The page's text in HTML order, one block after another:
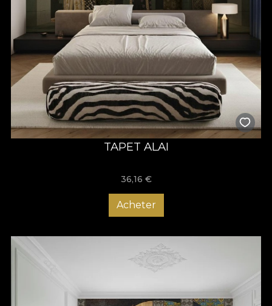
tradiționale se recompun în registre minimaliste, iar contrastele
alb-negru sunt puse în scenă cu accente vii, urbane, care dau
energie și prospețime.
Siluetele au un aer ceremonial: volume ample, suprapuneri și
linii verticale care trimit discret la portul de sărbătoare, dar se
mișcă firesc în viața de azi. Tradiționalul își găsește loc natural
lângă minimalism, într-un mix de cultură, memorie și lifestyle
actual. Colecția e construită pe ADN-ul VLAdiLA și pe valori
românești esențiale: respect pentru meșteșug și simbol,
continuitate între generații, autenticitate, demnitate culturală și
curajul de a fi noi înșine în prezent, nu doar în trecut. E o estetică
pentru oameni care iubesc frumosul cu sens, nu trendul de o zi.
nume-simbol, ca o cheie de lectură: Templu – spațiu sacru al
ceremoniei; Totem – spirit protector al obârșiei; Iele – prezențe
dintre lumină și umbră; Alai – procesiune de sărbătoare și
legătura invizibilă dintre generații; Prag – locul de trecere dintre
lumi și epoci; Mozaic – întregul născut din fragmente; Joc – dans
mascat, tradiție vie; Taină – misterul blând care rămâne în
Colecția face cinste înaintașilor care au țesut identitatea
TAPET ALAI
36,16 €
Acheter